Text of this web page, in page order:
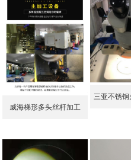
威海梯形多头丝杆加工
三亚不锈